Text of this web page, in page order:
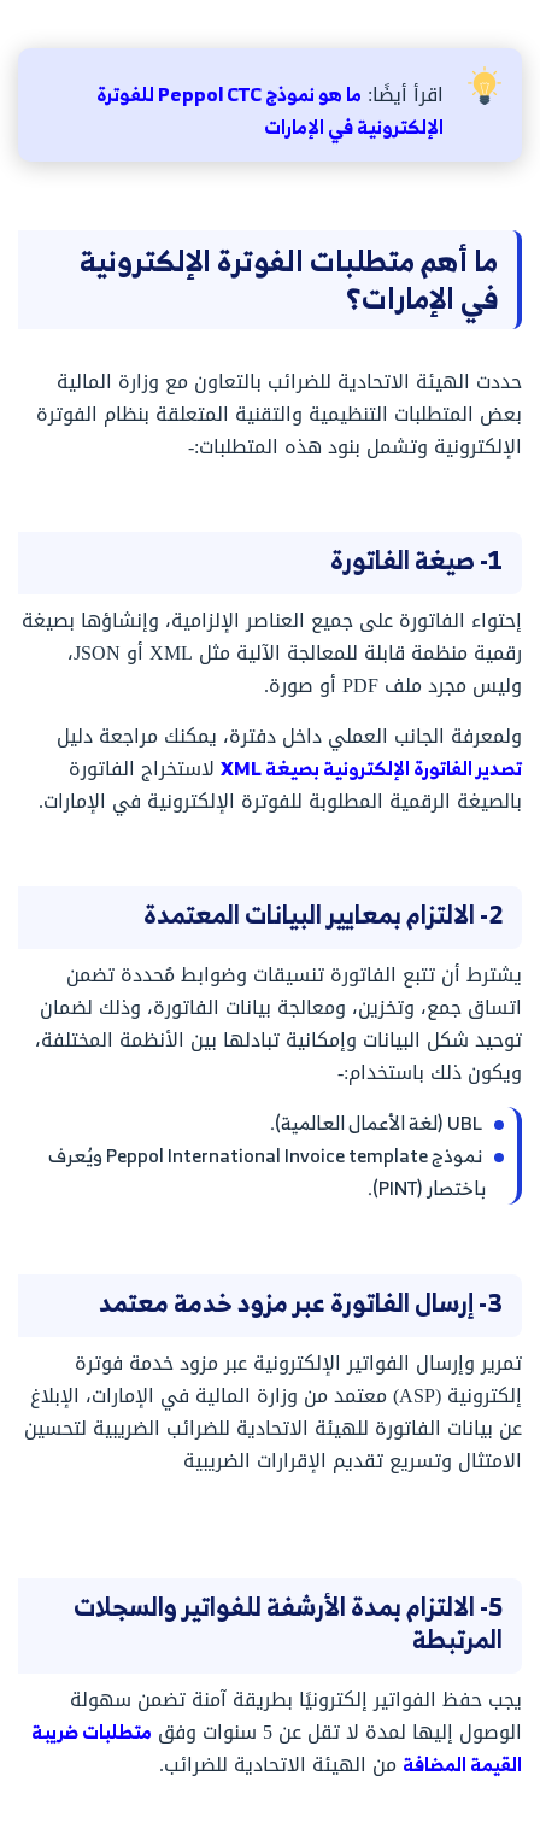
اقرأ أيضًا:
ما هو نموذج Peppol CTC للفوترة
الإلكترونية في الإمارات
ما أهم متطلبات الفوترة الإلكترونية
في الإمارات؟
حددت الهيئة الاتحادية للضرائب بالتعاون مع وزارة المالية
بعض المتطلبات التنظيمية والتقنية المتعلقة بنظام الفوترة
الإلكترونية وتشمل بنود هذه المتطلبات:-
1- صيغة الفاتورة
إحتواء الفاتورة على جميع العناصر الإلزامية، وإنشاؤها بصيغة
رقمية منظمة قابلة للمعالجة الآلية مثل XML أو JSON،
وليس مجرد ملف PDF أو صورة.
ولمعرفة الجانب العملي داخل دفترة، يمكنك مراجعة دليل
تصدير الفاتورة الإلكترونية بصيغة XML
لاستخراج الفاتورة
بالصيغة الرقمية المطلوبة للفوترة الإلكترونية في الإمارات.
2- الالتزام بمعايير البيانات المعتمدة
يشترط أن تتبع الفاتورة تنسيقات وضوابط مُحددة تضمن
اتساق جمع، وتخزين، ومعالجة بيانات الفاتورة، وذلك لضمان
توحيد شكل البيانات وإمكانية تبادلها بين الأنظمة المختلفة،
ويكون ذلك باستخدام:-
نموذج Peppol International Invoice template ويُعرف
باختصار (PINT).
3- إرسال الفاتورة عبر مزود خدمة معتمد
تمرير وإرسال الفواتير الإلكترونية عبر مزود خدمة فوترة
إلكترونية (ASP) معتمد من وزارة المالية في الإمارات، الإبلاغ
عن بيانات الفاتورة للهيئة الاتحادية للضرائب الضريبية لتحسين
الامتثال وتسريع تقديم الإقرارات الضريبية
5- الالتزام بمدة الأرشفة للفواتير والسجلات
المرتبطة
يجب حفظ الفواتير إلكترونيًا بطريقة آمنة تضمن سهولة
الوصول إليها لمدة لا تقل عن 5 سنوات وفق
متطلبات ضريبة
القيمة المضافة من الهيئة الاتحادية للضرائب.